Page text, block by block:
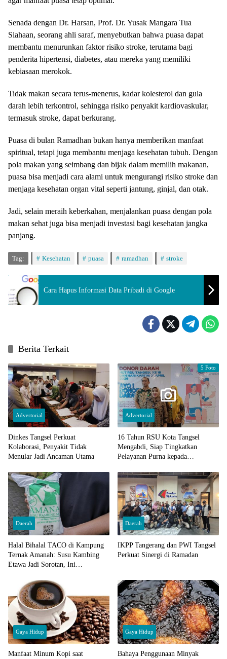
Senada dengan Dr. Harsan, Prof. Dr. Yusak Mangara Tua
Siahaan, seorang ahli saraf, menyebutkan bahwa puasa dapat
membantu menurunkan faktor risiko stroke, terutama bagi
penderita hipertensi, diabetes, atau mereka yang memiliki
kebiasaan merokok.
Tidak makan secara terus-menerus, kadar kolesterol dan gula
darah lebih terkontrol, sehingga risiko penyakit kardiovaskular,
termasuk stroke, dapat berkurang.
Puasa di bulan Ramadhan bukan hanya memberikan manfaat
spiritual, tetapi juga membantu menjaga kesehatan tubuh. Dengan
pola makan yang seimbang dan bijak dalam memilih makanan,
puasa bisa menjadi cara alami untuk mengurangi risiko stroke dan
menjaga kesehatan organ vital seperti jantung, ginjal, dan otak.
Jadi, selain meraih keberkahan, menjalankan puasa dengan pola
makan sehat juga bisa menjadi investasi bagi kesehatan jangka
panjang.
Tag: Kesehatan puasa ramadhan stroke
Cara Hapus Informasi Data Pribadi di Google
Berita Terkait
Advertorial
Dinkes Tangsel Perkuat
Kolaborasi, Penyakit Tidak
Menular Jadi Ancaman Utama
5 Foto
Advertorial
16 Tahun RSU Kota Tangsel
Mengabdi, Siap Tingkatkan
Pelayanan Purna kepada
Daerah
Halal Bihalal TACO di Kampung
Ternak Amanah: Susu Kambing
Etawa Jadi Sorotan, Ini
Daerah
IKPP Tangerang dan PWI Tangsel
Perkuat Sinergi di Ramadan
Gaya Hidup
Manfaat Minum Kopi saat
Gaya Hidup
Bahaya Penggunaan Minyak